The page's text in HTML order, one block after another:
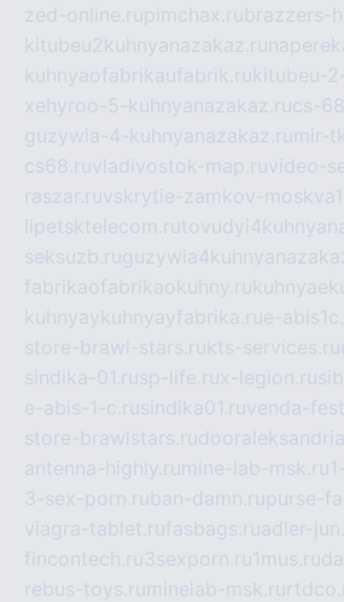
zed-online.rupimchax.rubrazzers-
kitubeu2kuhnyanazakaz.ru
kuhnyaofabrikaufabrik.rukitubeu-
xehyroo-5-kuhnyanazakaz.rucs-
guzywia-4-kuhnyanazakaz.ru mir-
cs68.ruvladivostok-map.ruvideo-
raszar.ruvskrytie-zamkov-
lipetsktelecom.ru
seksuzb.ru
fabrikaofabrikaokuhny.ru
kuhnyaykuhnyayfabrika.rue-
store-brawl-stars.rukts-services.ru
sindika-01.rusp-life.rux-legion.ru
e-abis-1-c.rusindika01.ruvenda-
store-brawlstars.ru
antenna-highly.ru mine-lab-msk.ru
3-sex-porn.ruban-damn.rupurse-
viagra-tablet.rufasbags.ruadler-
fincontech.ru3sexporn.ru1mus.ru
rebus-toys.ru minelab-msk.ru